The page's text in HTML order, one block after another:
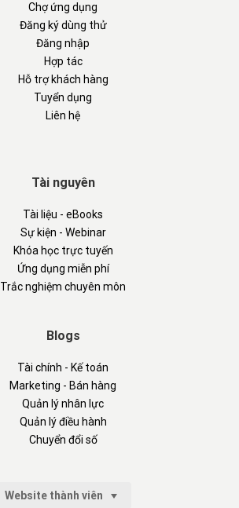
Chợ ứng dụng
Đăng ký dùng thử
Đăng nhập
Hợp tác
Hỗ trợ khách hàng
Tuyển dụng
Liên hệ
Tài nguyên
Tài liệu - eBooks
Sự kiện - Webinar
Khóa học trực tuyến
Ứng dụng miễn phí
Trắc nghiệm chuyên môn
Blogs
Tài chính - Kế toán
Marketing - Bán hàng
Quản lý nhân lực
Quản lý điều hành
Chuyển đổi số
Website thành viên